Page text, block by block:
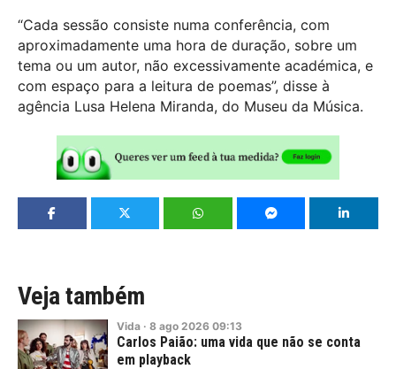
“Cada sessão consiste numa conferência, com
aproximadamente uma hora de duração, sobre um
tema ou um autor, não excessivamente académica, e
com espaço para a leitura de poemas”, disse à
agência Lusa Helena Miranda, do Museu da Música.
Veja também
Vida · 8 ago 2026 09:13
Carlos Paião: uma vida que não se conta
em playback